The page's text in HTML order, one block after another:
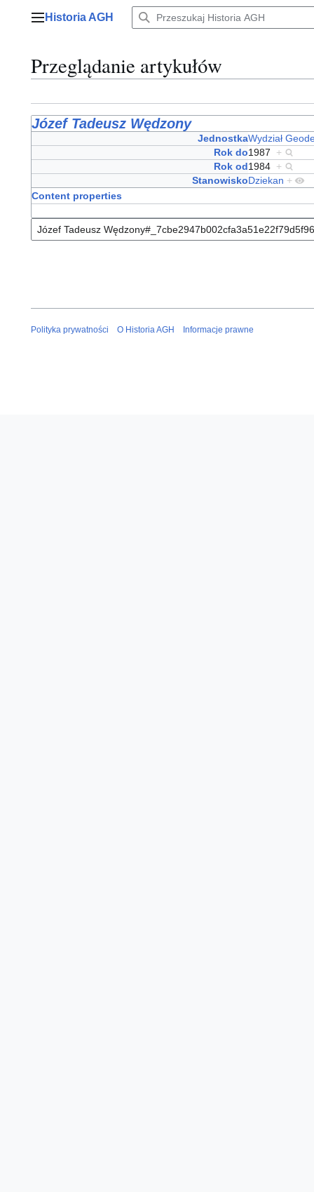
Menu główne
Historia AGH
Przeglądanie artykułów
Józef Tadeusz Wędzony
JednostkaWydział
Rok do1987
+
Rok od1984 +
StanowiskoDziekan +
Content properties
Polityka prywatności O Historia AGH Informacje prawne